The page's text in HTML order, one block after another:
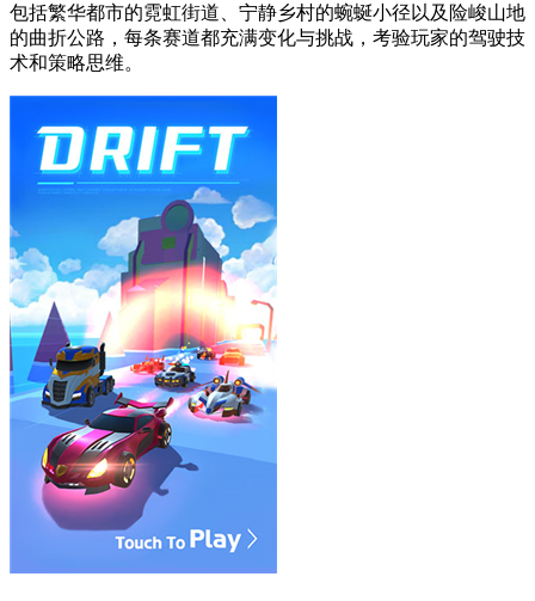
包括繁华都市的霓虹街道、宁静乡村的蜿蜒小径以及险峻山地
的曲折公路，每条赛道都充满变化与挑战，考验玩家的驾驶技
术和策略思维。